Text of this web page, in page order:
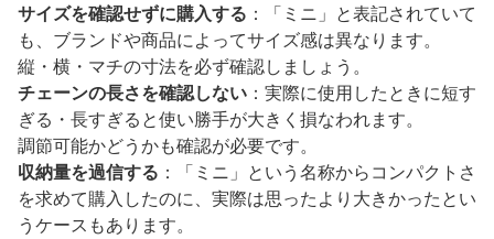
サイズを確認せずに購入する ：「ミニ」と表記されていて
も、ブランドや商品によってサイズ感は異なります。
縦・横・マチの寸法を必ず確認しましょう。
チェーンの長さを確認しない ：実際に使用したときに短す
ぎる・長すぎると使い勝手が大きく損なわれます。
調節可能かどうかも確認が必要です。
収納量を過信する ：「ミニ」という名称からコンパクトさ
を求めて購入したのに、実際は思ったより大きかったとい
うケースもあります。